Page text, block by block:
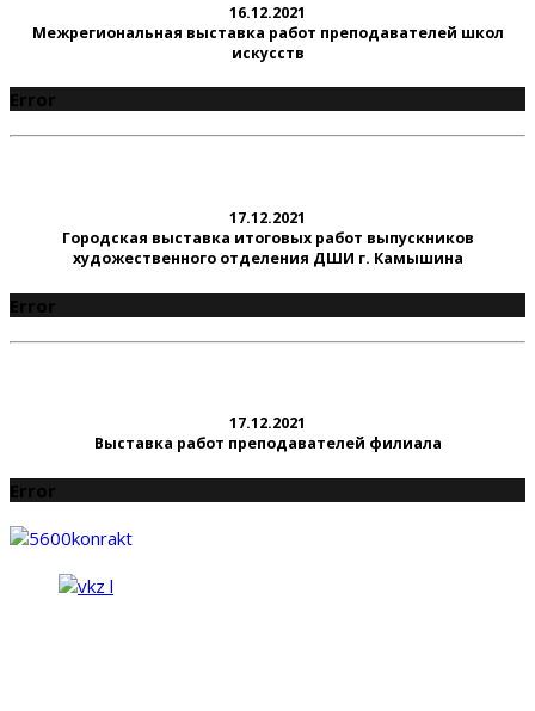
16.12.2021
Межрегиональная выставка работ преподавателей школ
искусств
Error
17.12.2021
Городская выставка итоговых работ выпускников
художественного отделения ДШИ г. Камышина
Error
17.12.2021
Выставка работ преподавателей филиала
Error